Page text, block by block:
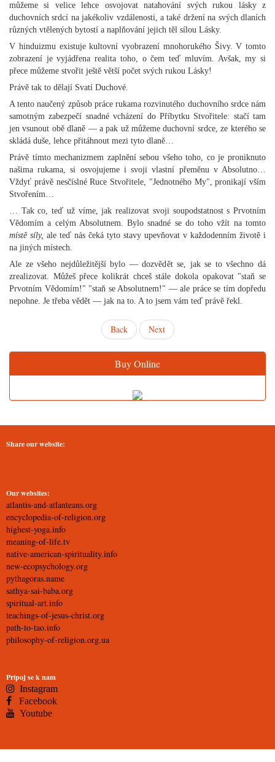
můžeme si velice lehce osvojovat natahování svých rukou lásky z
duchovních srdcí na jakékoliv vzdálenosti, a také držení na svých dlaních
různých vtělených bytostí a naplňování jejich těl sílou Lásky.
V hinduizmu existuje kultovní vyobrazení mnohorukého Šivy. V tomto
zobrazení je vyjádřena realita toho, o čem teď mluvím. Avšak, my si
přece můžeme stvořit ještě větší počet svých rukou Lásky!
Právě tak to dělají Svatí Duchové.
A tento naučený způsob práce rukama rozvinutého duchovního srdce nám
samotným zabezpečí snadné vcházení do Příbytku Stvořitele: stačí tam
jen vsunout obě dlaně — a pak už můžeme duchovní srdce, ze kterého se
skládá duše, lehce přitáhnout mezi tyto dlaně…
Právě tímto mechanizmem zaplnění sebou všeho toho, co je proniknuto
našima rukama, si osvojujeme i svoji vlastní přeměnu v Absolutno…
Vždyť právě nesčíslné Ruce Stvořitele, "Jednotného My", pronikají vším
Stvořením…
… Tak co, teď už víme, jak realizovat svoji soupodstatnost s Prvotním
Vědomím a celým Absolutnem. Bylo snadné se do toho vžít na tomto
místě síly, ale teď nás čeká tyto stavy upevňovat v každodenním životě i
na jiných místech.
Ale ze všeho nejdůležitější bylo — dozvědět se, jak se to všechno dá
zrealizovat. Můžeš přece kolikrát chceš stále dokola opakovat "staň se
Prvotním Vědomím!" "staň se Absolutnem!" — ale práce se tím dopředu
nepohne. Je třeba vědět — jak na to. A to jsem vám teď právě řekl.
Back Next
Buy Online
Share our website:
Our websites:
atlantis-and-atlanteans.org
encyclopedia-of-religion.org
highest-yoga.info
meaning-of-life.tv
native-american-spirituality.info
new-ecopsychology.org
pythagoras.name
sathya-sai-baba.org
spiritual-art.info
teachings-of-jesus-christ.org
path-to-tao.info
philosophy-of-religion.org.ua
Pripoj se k nam
Instagram
Facebook
Youtube